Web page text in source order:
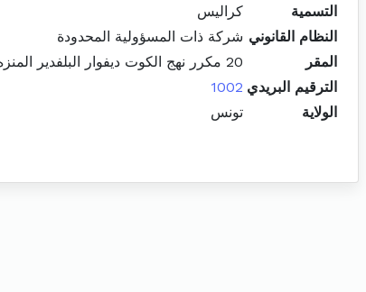
التسمية
كراليس
النظام القانوني شركة ذات المسؤولية المحدودة
المقر
20 مكرر نهج الكوت ديفوار البلفدير المنزه
الترقيم البريدي 1002
الولاية
تونس